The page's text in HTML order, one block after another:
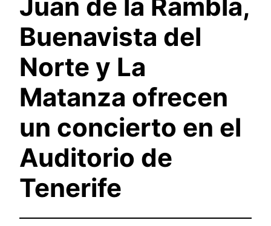
Juan de la Rambla,
Buenavista del
Norte y La
Matanza ofrecen
un concierto en el
Auditorio de
Tenerife